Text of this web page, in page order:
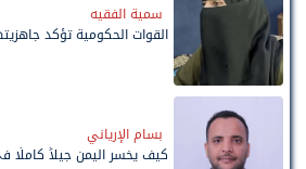
سمية الفقيه
القوات الحكومية تؤكد
بسام الإرياني
كيف يخسر اليمن جيلاً